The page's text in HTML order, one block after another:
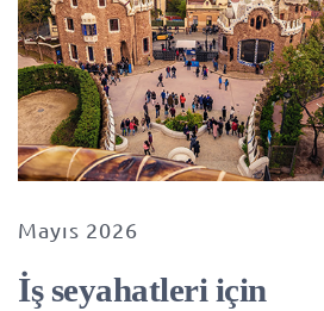
Mayıs 2026
İş seyahatleri için